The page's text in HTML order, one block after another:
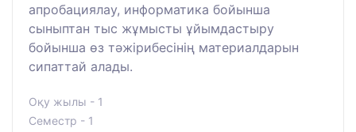
апробациялау, информатика бойынша
сыныптан тыс жұмысты ұйымдастыру
бойынша өз тәжірибесінің материалдарын
сипаттай алады.
Оқу жылы - 1
Семестр - 1